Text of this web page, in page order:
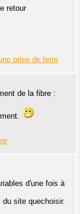
retour
prise de terre
de la fibre :
d'une fois à
site quechoisir.